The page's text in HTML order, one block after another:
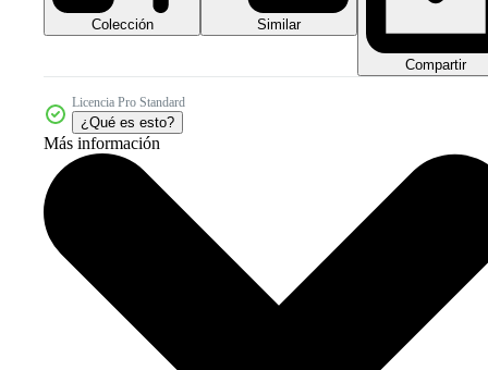
Colección Similar
Compartir
Licencia Pro Standard
¿Qué es esto?
Más información